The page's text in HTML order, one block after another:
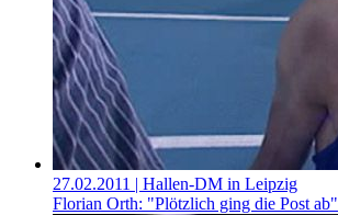
27.02.2011 | Hallen-DM in Leipzig
Florian Orth: "Plötzlich ging die Post ab"